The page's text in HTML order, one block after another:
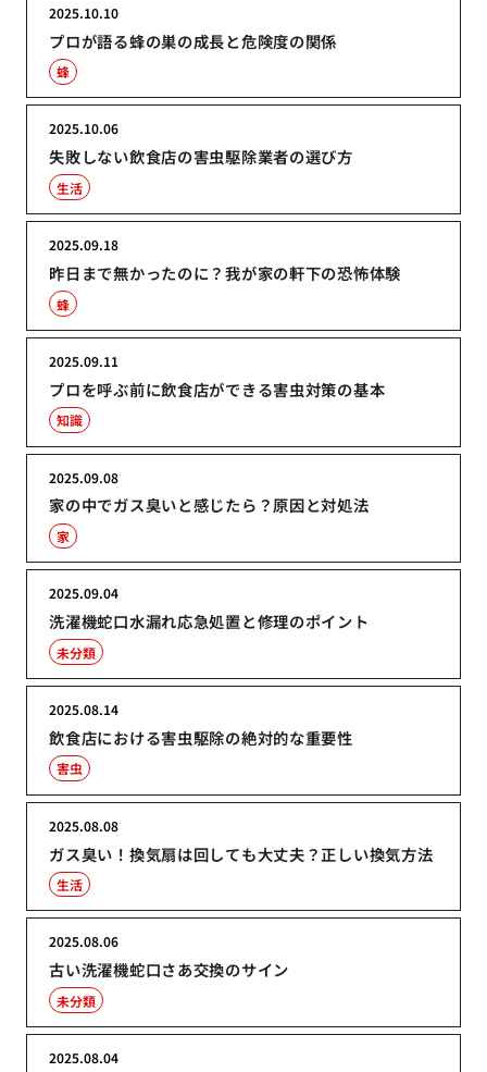
プロが語る蜂の巣の成長と危険度の関係
2025.10.10
蜂
失敗しない飲食店の害虫駆除業者の選び方
2025.10.06
生活
昨日まで無かったのに？我が家の軒下の恐怖体験
2025.09.18
蜂
プロを呼ぶ前に飲食店ができる害虫対策の基本
2025.09.11
知識
家の中でガス臭いと感じたら？原因と対処法
2025.09.08
家
洗濯機蛇口水漏れ応急処置と修理のポイント
2025.09.04
未分類
飲食店における害虫駆除の絶対的な重要性
2025.08.14
害虫
ガス臭い！換気扇は回しても大丈夫？正しい換気方法
2025.08.08
生活
古い洗濯機蛇口さあ交換のサイン
2025.08.06
未分類
2025.08.04